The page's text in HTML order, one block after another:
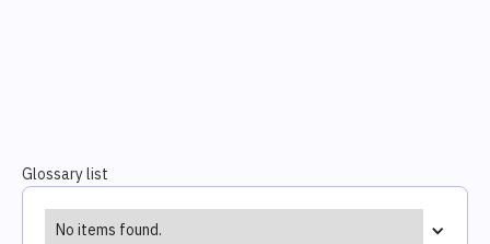
Glossary list
No items found.